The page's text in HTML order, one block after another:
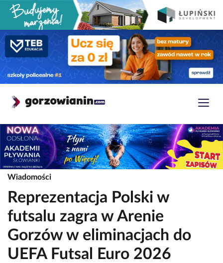
Wiadomości
Reprezentacja Polski w
futsalu zagra w Arenie
Gorzów w eliminacjach do
UEFA Futsal Euro 2026